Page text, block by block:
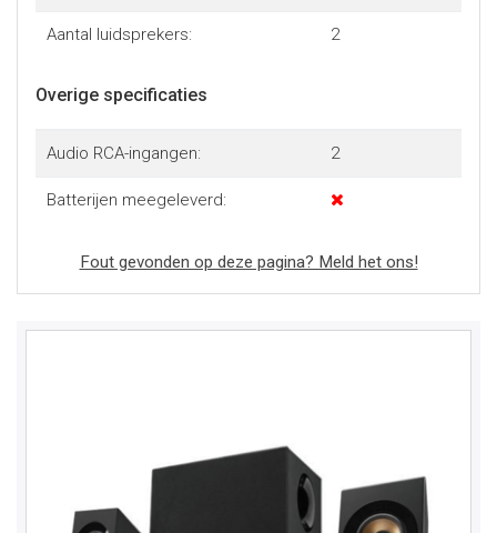
Aantal luidsprekers: 2
Overige specificaties
Audio RCA-ingangen: 2
Batterijen meegeleverd:
Fout gevonden op deze pagina? Meld het ons!